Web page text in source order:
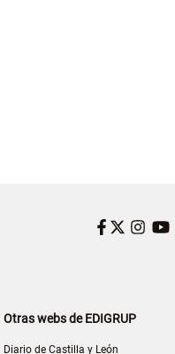
Facebook
Otras webs de EDIGRUP
Diario de Castilla y León